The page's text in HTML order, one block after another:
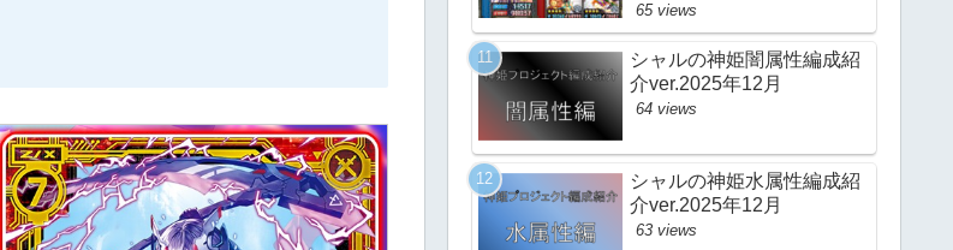
65 views
シャルの神姫闇属性編成紹
介ver.2025年12月
64 views
シャルの神姫水属性編成紹
介ver.2025年12月
63 views